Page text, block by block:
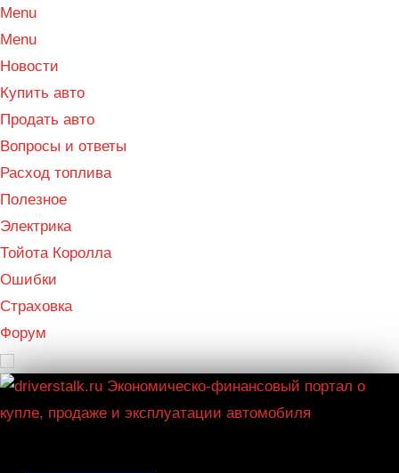
Menu
Menu
Новости
Купить авто
Продать авто
Вопросы и ответы
Расход топлива
Полезное
Электрика
Тойота Королла
Ошибки
Страховка
Форум